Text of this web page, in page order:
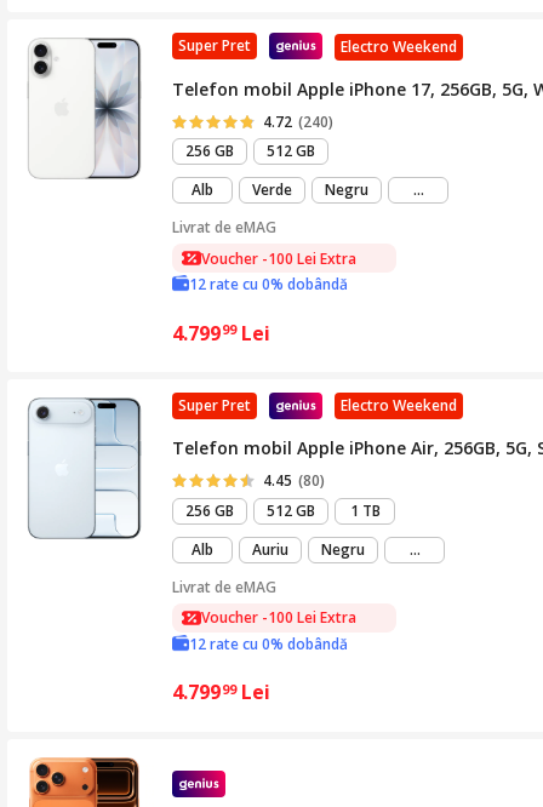
Electro Weekend
Super Pret
Telefon mobil Apple iPhone 17, 256GB, 5G,
4.72 (240)
256 GB
512 GB
Alb
Verde Negru ...mai
Livrat deeMAG
Voucher -100 Lei Extra
12 rate cu 0% dobândă
4.79999 Lei
Electro Weekend
Super Pret
Telefon mobil Apple iPhone Air, 256GB, 5G,
4.45 (80)
256 GB
512 GB
1 TB
Alb
Auriu Negru ...mai
Livrat deeMAG
Voucher -100 Lei Extra
12 rate cu 0% dobândă
4.79999 Lei